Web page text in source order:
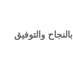
بالنجاح والتوفيق